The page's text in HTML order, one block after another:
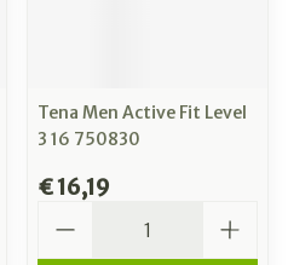
Tena Men Active Fit Level
3 16 750830
€ 16,19